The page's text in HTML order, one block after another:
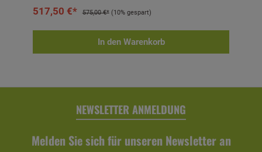
Ablaufrohrbogen, Verbindungselementen, Rohrschellen,
Aufbauanleitung. Einfaches Stecken und Verklemmen der
Teile, einmaliges Verkleben der Rinnenendstücke und
Farbe: anthrazit- Eigenschaften: witterungsbeständig,
Fallrohr, Ablaufrohrbogen, Verbindungselementen,
Rohrschellen, Regenrinnenhaltern, Silikonkartusche zum
517,50 €* 575,00 €* (10% gespart)
In den Warenkorb
NEWSLETTER ANMELDUNG
Melden Sie sich für unseren Newsletter an